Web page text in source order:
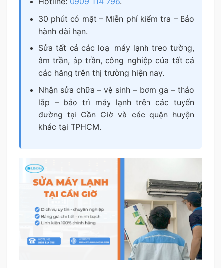
30 phút có mặt – Miễn phí kiểm tra – Bảo
hành dài hạn.
Sửa tất cả các loại máy lạnh treo tường,
âm trần, áp trần, công nghiệp của tất cả
các hãng trên thị trường hiện nay.
Nhận sửa chữa – vệ sinh – bơm ga – tháo
lắp – bảo trì máy lạnh trên các tuyến
đường tại Cần Giờ và các quận huyện
khác tại TPHCM.